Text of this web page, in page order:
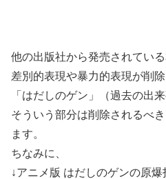
他の出版社から発売されている
差別的表現や暴力的表現が削除
「はだしのゲン」（過去の出
そういう部分は削除されるべ
ます。
ちなみに、
↓アニメ版 はだしのゲンの原爆